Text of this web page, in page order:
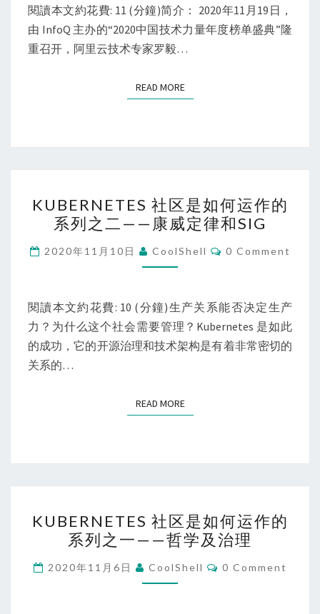
云
原
生
用，
阿
里
原
锐
开
源
閱讀本文約花費: 11 (分鐘)简介： 2020年11月19日，
由 InfoQ 主办的“2020中国技术力量年度榜单盛典”隆
重召开，阿里云技术专家罗毅…
READ MOREREAD MORE
社
区
是
如
运
作
的
之
康
律
和
KUBERNETES 社区是如何运作的
系列之二——康威定律和SIG
2020年11月10日 CoolShell Comments
0 Comment
閱讀本文約花費: 10 (分鐘)生产关系能否决定生产
力？为什么这个社会需要管理？Kubernetes 是如此
的成功，它的开源治理和技术架构是有着非常密切的
关系的…
READ MOREREAD MORE
社
区
是
如
KUBERNETES 社区是如何运作的
系列之一——哲学及治理
2020年11月6日 CoolShell Comments
0 Comment